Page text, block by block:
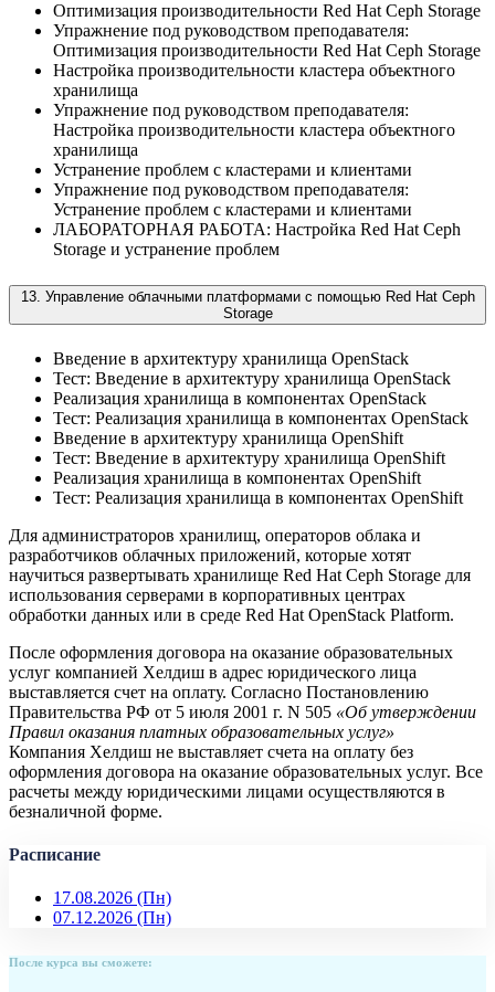
Оптимизация производительности Red Hat Ceph Storage
Упражнение под руководством преподавателя:
Оптимизация производительности Red Hat Ceph Storage
Настройка производительности кластера объектного
хранилища
Упражнение под руководством преподавателя:
Настройка производительности кластера объектного
хранилища
Устранение проблем с кластерами и клиентами
Упражнение под руководством преподавателя:
Устранение проблем с кластерами и клиентами
ЛАБОРАТОРНАЯ РАБОТА: Настройка Red Hat Ceph
Storage и устранение проблем
13. Управление облачными платформами с помощью Red Hat Ceph
Storage
Введение в архитектуру хранилища OpenStack
Тест: Введение в архитектуру хранилища OpenStack
Реализация хранилища в компонентах OpenStack
Тест: Реализация хранилища в компонентах OpenStack
Введение в архитектуру хранилища OpenShift
Тест: Введение в архитектуру хранилища OpenShift
Реализация хранилища в компонентах OpenShift
Тест: Реализация хранилища в компонентах OpenShift
Для администраторов хранилищ, операторов облака и
разработчиков облачных приложений, которые хотят
научиться развертывать хранилище Red Hat Ceph Storage для
использования серверами в корпоративных центрах
обработки данных или в среде Red Hat OpenStack Platform.
После оформления договора на оказание образовательных
услуг компанией Хелдиш в адрес юридического лица
выставляется счет на оплату. Согласно Постановлению
Правительства РФ от 5 июля 2001 г. N 505 «Об утверждении
Правил оказания платных образовательных услуг»
Компания Хелдиш не выставляет счета на оплату без
оформления договора на оказание образовательных услуг. Все
расчеты между юридическими лицами осуществляются в
безналичной форме.
Расписание
17.08.2026 (Пн)
07.12.2026 (Пн)
После курса вы сможете: